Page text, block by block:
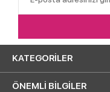
KATEGORILER
ÖNEMLI BILGILER